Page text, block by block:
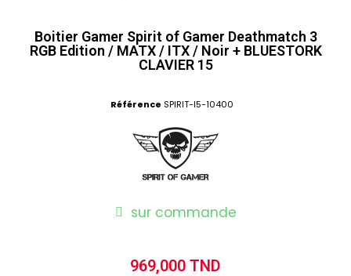
Boitier Gamer Spirit of Gamer Deathmatch 3
RGB Edition / MATX / ITX / Noir + BLUESTORK
CLAVIER 15
Référence SPIRIT-I5-10400
sur commande
969,000 TND